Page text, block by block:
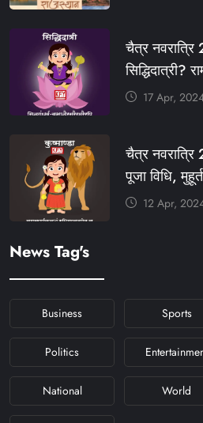
चैत्र
सिद्धिदात्री?
रंग, प्रसाद
17 Apr,
चैत्र नवरात्रि
पूजा विधि,
और मंत्र
12 Apr,
News Tag's
Business Sports
Politics
National World